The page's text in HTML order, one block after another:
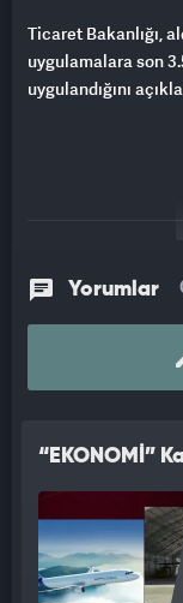
Ticaret Bakanlığı,
uygulamalara son
uygulandığını
Yorumlar
“EKONOMİ”